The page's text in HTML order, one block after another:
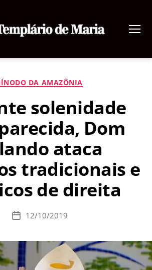
de
Categorias
DA AMAZÔNIA
solenidade
Dom
ataca
tradicionais e
de direita
Data12/10/2019